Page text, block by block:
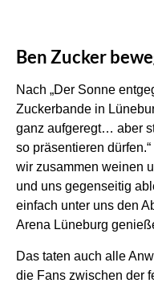
Ben Zucker
Nach „Der Sonne
Zuckerbande in
ganz aufgeregt… aber
so präsentieren
wir zusammen weinen
und uns gegenseitig
einfach unter uns den
Arena Lüneburg
Das taten auch alle
die Fans zwischen der